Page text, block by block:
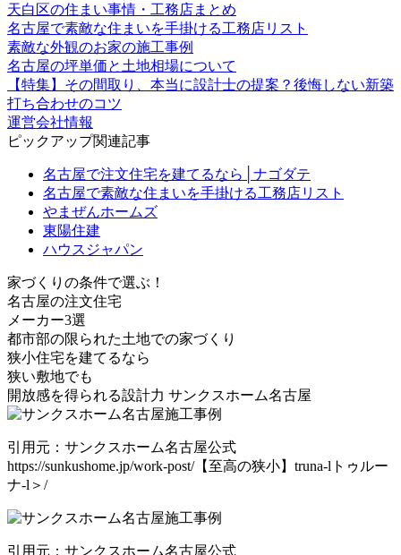
天白区の住まい事情・工務店まとめ
名古屋で素敵な住まいを手掛ける工務店リスト
素敵な外観のお家の施工事例
名古屋の坪単価と土地相場について
【特集】その間取り、本当に設計士の提案？後悔しない新築
打ち合わせのコツ
運営会社情報
ピックアップ関連記事
名古屋で注文住宅を建てるなら│ナゴダテ
名古屋で素敵な住まいを手掛ける工務店リスト
やまぜんホームズ
東陽住建
ハウスジャパン
家づくりの条件で選ぶ！
名古屋の注文住宅
メーカー3選
都市部の限られた土地での家づくり
狭小住宅を建てるなら
狭い敷地でも
開放感を得られる設計力 サンクスホーム名古屋
引用元：サンクスホーム名古屋公式
https://sunkushome.jp/work-post/【至高の狭小】truna-lトゥルー
ナ-l＞/
引用元：サンクスホーム名古屋公式